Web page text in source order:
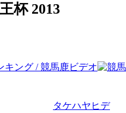
杯 2013
タケハヤヒデ